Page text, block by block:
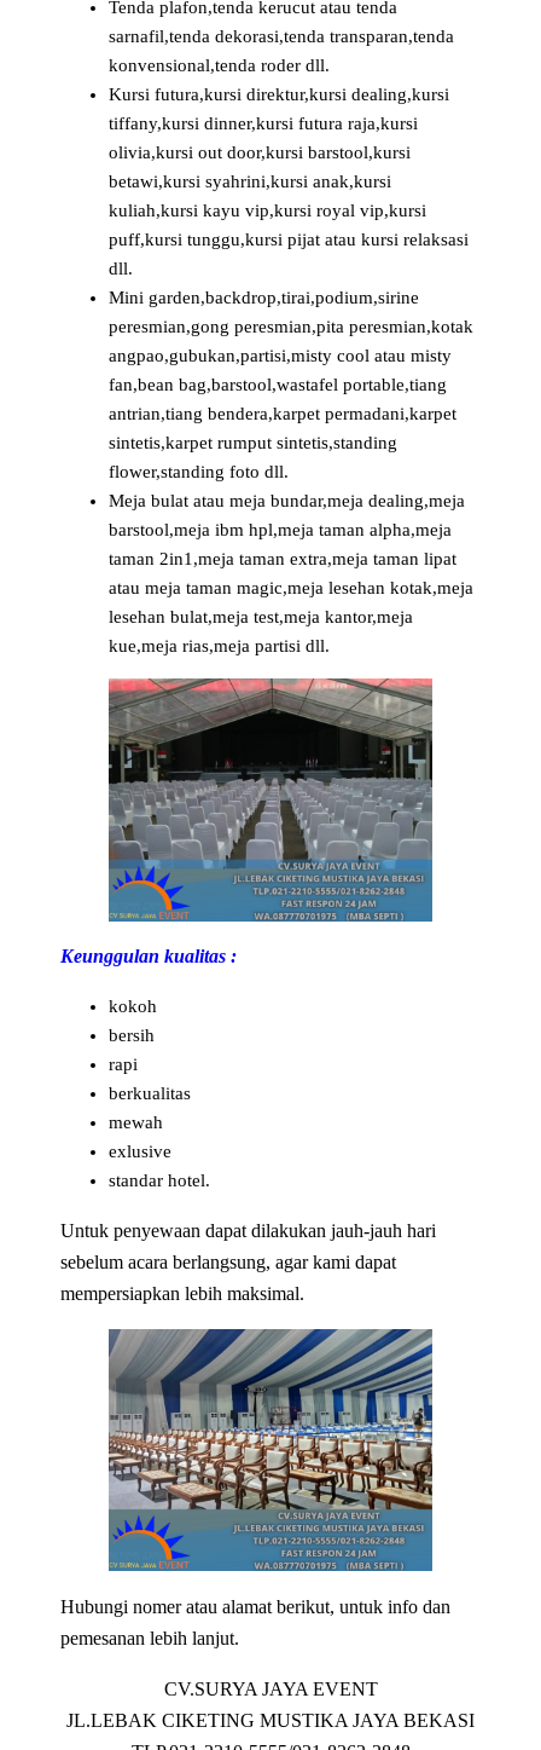
Tenda plafon,tenda kerucut atau tenda
sarnafil,tenda dekorasi,tenda transparan,tenda
konvensional,tenda roder dll.
Kursi futura,kursi direktur,kursi dealing,kursi
tiffany,kursi dinner,kursi futura raja,kursi
olivia,kursi out door,kursi barstool,kursi
betawi,kursi syahrini,kursi anak,kursi
kuliah,kursi kayu vip,kursi royal vip,kursi
puff,kursi tunggu,kursi pijat atau kursi relaksasi
dll.
Mini garden,backdrop,tirai,podium,sirine
peresmian,gong peresmian,pita peresmian,kotak
angpao,gubukan,partisi,misty cool atau misty
fan,bean bag,barstool,wastafel portable,tiang
antrian,tiang bendera,karpet permadani,karpet
sintetis,karpet rumput sintetis,standing
flower,standing foto dll.
Meja bulat atau meja bundar,meja dealing,meja
barstool,meja ibm hpl,meja taman alpha,meja
taman 2in1,meja taman extra,meja taman lipat
atau meja taman magic,meja lesehan kotak,meja
lesehan bulat,meja test,meja kantor,meja
kue,meja rias,meja partisi dll.
Keunggulan kualitas :
kokoh
bersih
rapi
berkualitas
mewah
exlusive
standar hotel.
Untuk penyewaan dapat dilakukan jauh-jauh hari
sebelum acara berlangsung, agar kami dapat
mempersiapkan lebih maksimal.
Hubungi nomer atau alamat berikut, untuk info dan
pemesanan lebih lanjut.
CV.SURYA JAYA EVENT
JL.LEBAK CIKETING MUSTIKA JAYA BEKASI